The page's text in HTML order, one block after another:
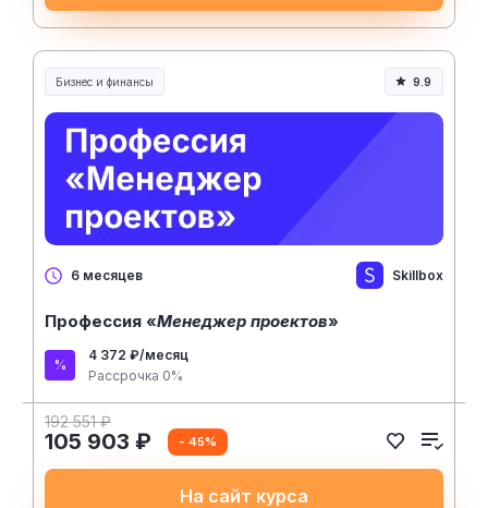
Бизнес и финансы 9.9
6 месяцев Skillbox
Профессия «Менеджер проектов»
4 372 ₽/месяц
Рассрочка 0%
192 551 ₽
105 903 ₽ - 45%
На сайт курса